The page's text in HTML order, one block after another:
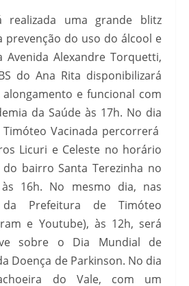
realizada uma grande blitz
prevenção do uso do álcool e
Alexandre Torquetti,
do Ana Rita disponibilizará
e funcional com
da Saúde às 17h. No dia
Vacinada percorrerá
Licuri e Celeste no horário
bairro Santa Terezinha no
16h. No mesmo dia, nas
Prefeitura de Timóteo
e Youtube), às 12h, será
sobre o Dia Mundial de
Doença de Parkinson. No dia
do Vale, com um